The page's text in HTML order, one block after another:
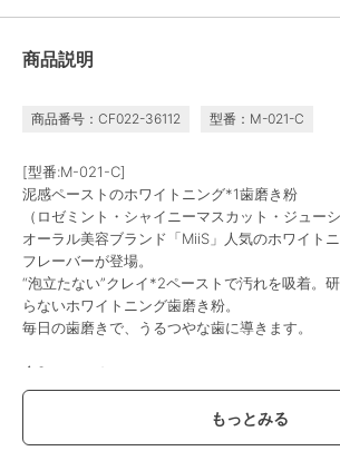
商品説明
商品番号：CF022-36112 型番：M-021-C
[型番:M-021-C]
泥感ペーストのホワイトニング*1歯磨き粉
（ロゼミント・シャイニーマスカット・ジューシ
オーラル美容ブランド「MiiS」人気のホワイト
フレーバーが登場。
“泡立たない”クレイ*2ペーストで汚れを吸着。
らないホワイトニング歯磨き粉。
毎日の歯磨きで、うるつやな歯に導きます。
全3フレーバー
・ロゼミント
・ジューシーベリー